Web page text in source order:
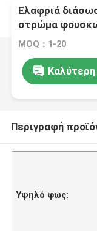
Ελαφριά
στρώμα
MOQ：1-20
Καλύτερη
Περιγραφή
Υψηλό φως: